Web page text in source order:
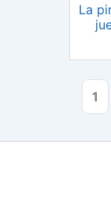
La
1